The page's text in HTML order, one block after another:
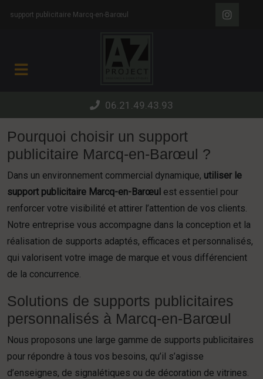
support publicitaire Marcq-en-Barœul
06.21.49.43.93
Pourquoi choisir un support
publicitaire Marcq-en-Barœul ?
Dans un environnement commercial dynamique, utiliser le
support publicitaire Marcq-en-Barœul est essentiel pour
renforcer votre visibilité et attirer l’attention de vos clients.
Notre entreprise vous accompagne dans la conception et la
réalisation de supports adaptés, efficaces et personnalisés,
qui valorisent votre image de marque et vous différencient
de la concurrence.
Solutions de supports publicitaires
personnalisés à Marcq-en-Barœul
Nous proposons une large gamme de supports publicitaires
pour répondre à tous vos besoins, qu’il s’agisse
d’enseignes, de signalétiques ou de décoration de vitrines.